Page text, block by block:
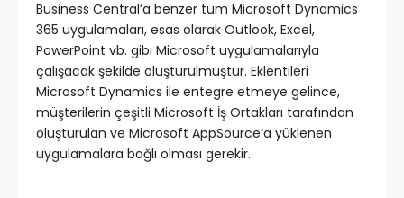
Business Central’a benzer tüm Microsoft Dynamics
365 uygulamaları, esas olarak Outlook, Excel,
PowerPoint vb. gibi Microsoft uygulamalarıyla
çalışacak şekilde oluşturulmuştur. Eklentileri
Microsoft Dynamics ile entegre etmeye gelince,
müşterilerin çeşitli Microsoft İş Ortakları tarafından
oluşturulan ve Microsoft AppSource’a yüklenen
uygulamalara bağlı olması gerekir.